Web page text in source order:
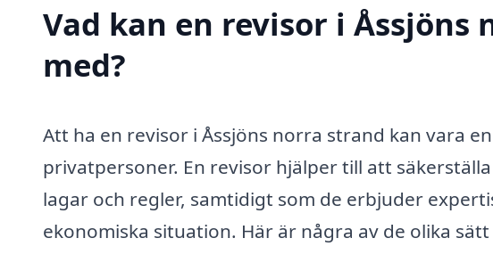
Vad kan en revisor i
med?
Att ha en revisor i Åssjöns norra strand kan vara
privatpersoner. En revisor hjälper till att
lagar och regler, samtidigt som de erbjuder
ekonomiska situation. Här är några av de olika